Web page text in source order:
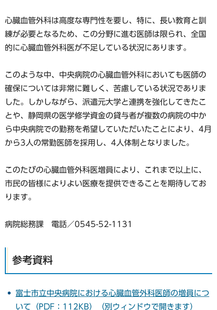
心臓血管外科は高度な専門性を要し、特に、長い教育と訓
練が必要となるため、この分野に進む医師は限られ、全国
的に心臓血管外科医が不足している状況にあります。
このような中、中央病院の心臓血管外科においても医師の
確保については非常に難しく、苦慮している状況でありま
した。しかしながら、派遣元大学と連携を強化してきたこ
とや、静岡県の医学修学資金の貸与者が複数の病院の中か
ら中央病院での勤務を希望していただいたことにより、4月
から3人の常勤医師を採用し、4人体制となりました。
このたびの心臓血管外科医増員により、これまで以上に、
市民の皆様によりよい医療を提供できることを期待してお
ります。
病院総務課 電話／0545-52-1131
参考資料
富士市立中央病院における心臓血管外科医師の増員につ
いて（PDF：112KB）（別ウィンドウで開きます）